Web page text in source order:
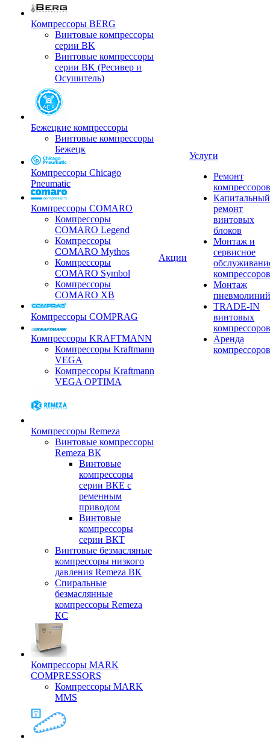
Компрессоры BERG
Винтовые компрессоры
серии BK
Винтовые компрессоры
серии BK (Ресивер и
Осушитель)
Бежецкие компрессоры
Винтовые компрессоры
Бежецк
Компрессоры Chicago
Pneumatic
Компрессоры COMARO
Компрессоры
COMARO Legend
Компрессоры
COMARO Mythos
Компрессоры
COMARO Symbol
Компрессоры
COMARO XB
Компрессоры COMPRAG
Компрессоры KRAFTMANN
Компрессоры Kraftmann
VEGA
Компрессоры Kraftmann
VEGA OPTIMA
Компрессоры Remeza
Винтовые компрессоры
Remeza ВК
Винтовые
компрессоры
серии ВКЕ с
ременным
приводом
Винтовые
компрессоры
серии ВКТ
Винтовые безмасляные
компрессоры низкого
давления Remeza ВК
Спиральные
безмаслянные
компрессоры Remeza
КС
Компрессоры MARK
COMPRESSORS
Компрессоры MARK
MMS
Акции
Услуги
Ремонт
компрессоров
Капитальный
ремонт
винтовых
блоков
Монтаж и
сервисное
компрессоров
Монтаж
пневмолиний
TRADE-IN
винтовых
компрессоров
Аренда
компрессоров